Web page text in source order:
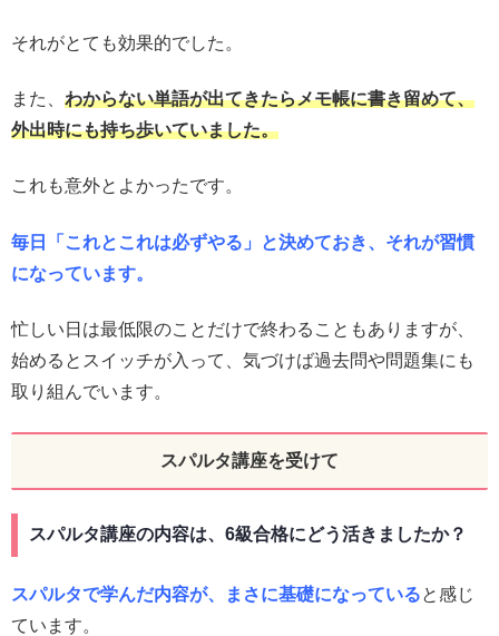
それがとても効果的でした。
また、 わからない単語が出てきたらメモ帳に書き留めて、
外出時にも持ち歩いていました。
これも意外とよかったです。
毎日「これとこれは必ずやる」と決めておき、それが習慣
になっています。
忙しい日は最低限のことだけで終わることもありますが、
始めるとスイッチが入って、気づけば過去問や問題集にも
取り組んでいます。
スパルタ講座を受けて
スパルタ講座の内容は、6級合格にどう活きましたか？
スパルタで学んだ内容が、まさに基礎になっていると感じ
ています。